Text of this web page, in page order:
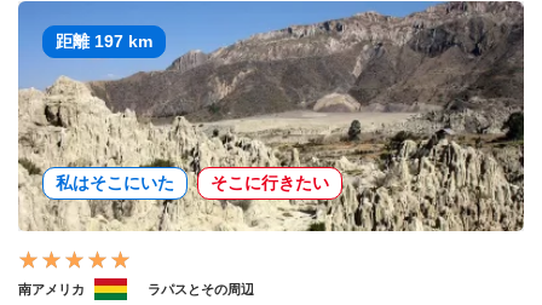
距離 197 km
私はそこにいた そこに行きたい
南アメリカ ラパスとその周辺